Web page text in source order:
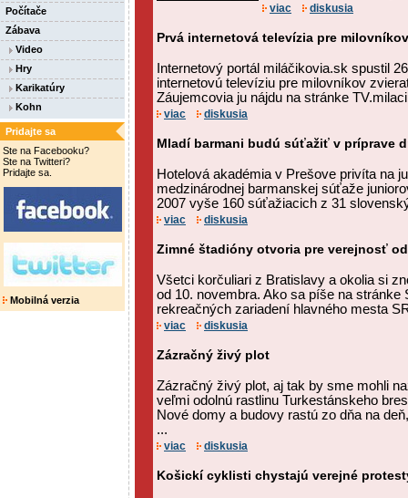
Počítače
Zábava
Video
Hry
Karikatúry
Kohn
Pridajte sa
Ste na Facebooku?
Ste na Twitteri?
Pridajte sa.
Mobilná verzia
viac diskusia
Prvá internetová televízia pre
Internetový portál miláčikovia.sk spustil
internetovú televíziu pre milovníkov
Záujemcovia ju nájdu na stránke
viac diskusia
Mladí barmani budú súťažiť v príprave
Hotelová akadémia v Prešove privíta na
medzinárodnej barmanskej súťaže
2007 vyše 160 súťažiacich z 31
viac diskusia
Zimné štadióny otvoria pre verejnosť
Všetci korčuliari z Bratislavy a okolia si
od 10. novembra. Ako sa píše na
rekreačných zariadení hlavného mesta
viac diskusia
Zázračný živý plot
Zázračný živý plot, aj tak by sme mohli
veľmi odolnú rastlinu Turkestánskeho
Nové domy a budovy rastú zo dňa na
...
viac diskusia
Košickí cyklisti chystajú verejné